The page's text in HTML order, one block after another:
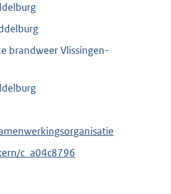
brandweer Vlissingen-
c_a04c8796